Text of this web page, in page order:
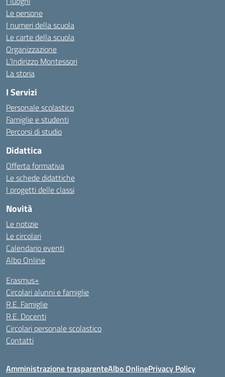
Le persone
I numeri della scuola
Le carte della scuola
Organizzazione
L’Indirizzo Montessori
La storia
I Servizi
Personale scolastico
Famiglie e studenti
Percorsi di studio
Didattica
Offerta formativa
Le schede didattiche
I progetti delle classi
Novità
Le notizie
Le circolari
Calendario eventi
Albo Online
Erasmus+
Circolari alunni e famiglie
R.E. Famiglie
R.E. Docenti
Circolari personale scolastico
Contatti
Amministrazione trasparenteAlbo OnlinePrivacy Policy